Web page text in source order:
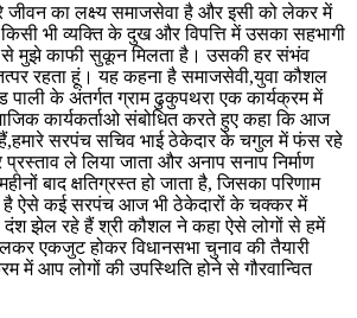
जीवन का लक्ष्य समाजसेवा है और इसी को लेकर में
भी व्यक्ति के दुख और विपत्ति में उसका सहभागी
मुझे काफी सुकून मिलता है। उसकी हर संभंव
रहता हूं। यह कहना है समाजसेवी,युवा कौशल
पाली के अंतर्गत ग्राम ढुकुपथरा एक कार्यक्रम में
कार्यकर्ताओ संबोधित करते हुए कहा कि आज
हैं,हमारे सरपंच सचिव भाई ठेकेदार के चगुल में फंस रहे
ले लिया जाता और अनाप सनाप निर्माण
बाद क्षतिग्रस्त हो जाता है, जिसका परिणाम
है ऐसे कई सरपंच आज भी ठेकेदारों के चक्कर में
दंश झेल रहे हैं श्री कौशल ने कहा ऐसे लोगों से हमें
एकजुट होकर विधानसभा चुनाव की तैयारी
में आप लोगों की उपस्थिति होने से गौरवान्वित